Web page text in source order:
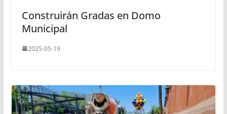
Construirán Gradas en Domo
Municipal
2025-05-19